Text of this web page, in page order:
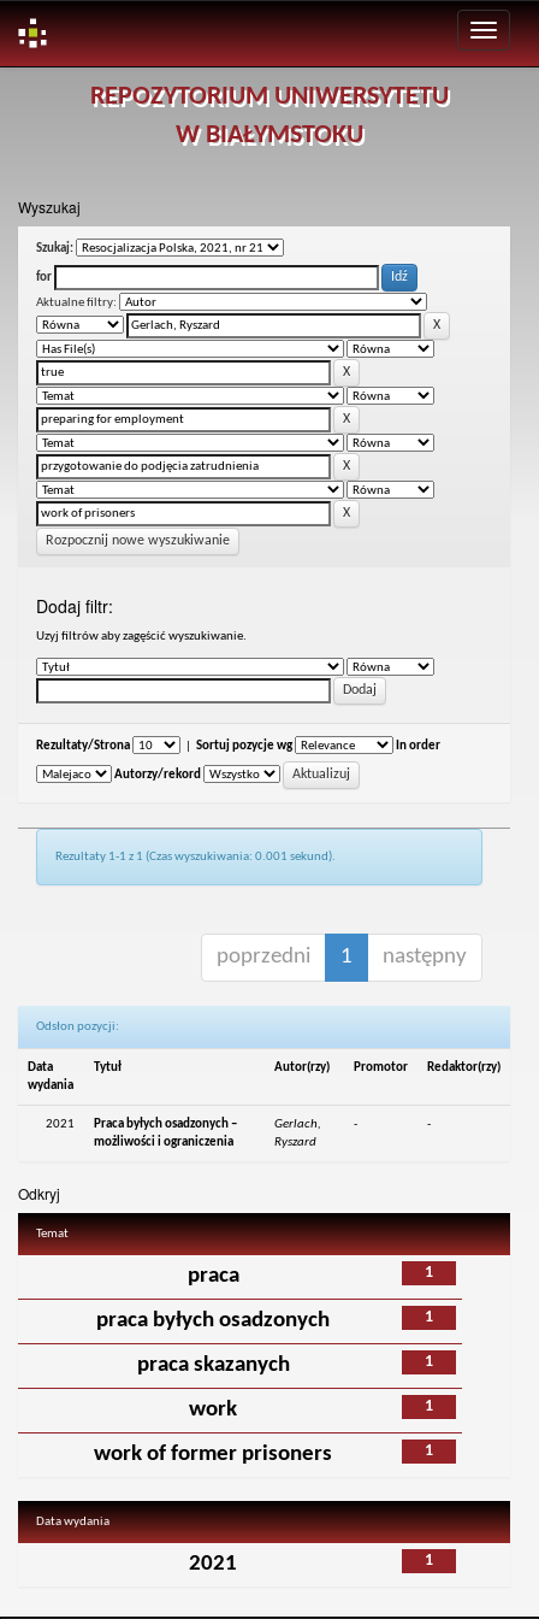
REPOZYTORIUM UNIWERSYTETU
W BIAŁYMSTOKU
Wyszukaj
Szukaj:
for
Aktualne filtry:
Rozpocznij nowe wyszukiwanie
Dodaj filtr:
Uzyj filtrów aby zagęścić wyszukiwanie.
Rezultaty/Strona Sortuj pozycje wg In order
Autorzy/rekord
Rezultaty 1-1 z 1 (Czas wyszukiwania: 0.001 sekund).
poprzedni 1 następny
Odsłon pozycji:
Data
wydania
Tytuł Autor(rzy) Promotor Redaktor(rzy)
2021
Praca byłych osadzonych –
możliwości i ograniczenia
Gerlach,
Ryszard
- -
Odkryj
Temat
1
praca
1
praca byłych osadzonych
1
praca skazanych
1
work
1
work of former prisoners
Data wydania
1
2021